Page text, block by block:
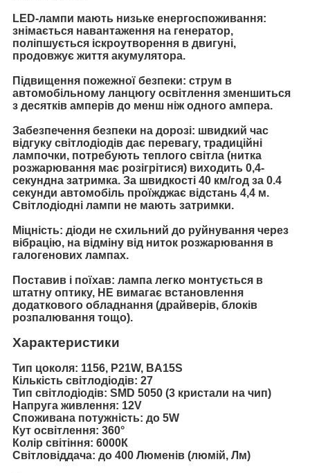
LED-лампи мають низьке енергоспоживання:
знімається навантаження на генератор,
поліпшується іскроутворення в двигуні,
продовжує життя акумулятора.
Підвищення пожежної безпеки: струм в
автомобільному ланцюгу освітлення зменшиться
з десятків амперів до менш ніж одного ампера.
Забезпечення безпеки на дорозі: швидкий час
відгуку світлодіодів дає перевагу, традиційні
лампочки, потребують теплого світла (нитка
розжарювання має розігрітися) виходить 0,4-
секундна затримка. За швидкості 40 км/год за 0.4
секунди автомобіль проїжджає відстань 4,4 м.
Світлодіодні лампи не мають затримки.
Міцність: діоди не схильний до руйнування через
вібрацію, на відміну від ниток розжарювання в
галогенових лампах.
Поставив і поїхав: лампа легко монтується в
штатну оптику, НЕ вимагає встановлення
додаткового обладнання (драйверів, блоків
розпалювання тощо).
Характеристики
Тип цоколя: 1156, P21W, BA15S
Кількість світлодіодів: 27
Тип світлодіодів: SMD 5050 (3 кристали на чип)
Напруга живлення: 12V
Споживана потужність: до 5W
Кут освітлення: 360°
Колір світіння: 6000К
Світловіддача: до 400 Люменів (люмій, Лм)